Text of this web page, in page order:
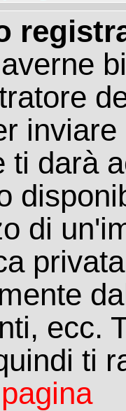
ti darà
di
ecc.
ti